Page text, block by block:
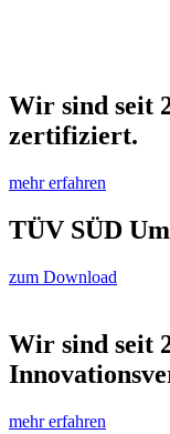
Wir sind seit
zertifiziert.
mehr erfahren
TÜV SÜD
zum Download
Wir sind seit
mehr erfahren